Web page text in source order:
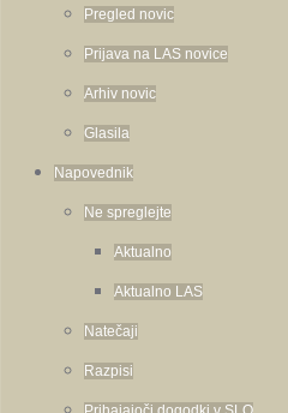
Pregled novic
Prijava na LAS novice
Arhiv novic
Glasila
Napovednik
Ne spreglejte
Aktualno
Aktualno LAS
Natečaji
Razpisi